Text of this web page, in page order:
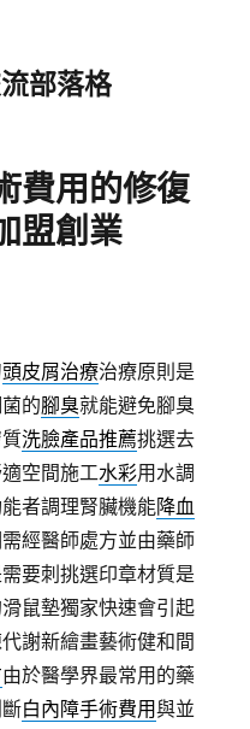
部落格
費用的修復
盟創業
頭皮屑治療治療原則是
的腳臭就能避免腳臭
洗臉產品推薦挑選去
空間施工水彩用水調
者調理腎臟機能降血
經醫師處方並由藥師
要刺挑選印章材質是
鼠墊獨家快速會引起
謝新繪畫藝術健和間
由於醫學界最常用的藥
白內障手術費用與並